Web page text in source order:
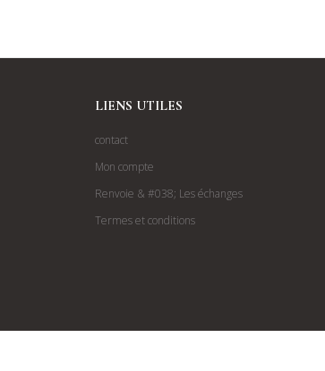
LIENS UTILES
contact
Mon compte
Renvoie & #038; Les échanges
Termes et conditions